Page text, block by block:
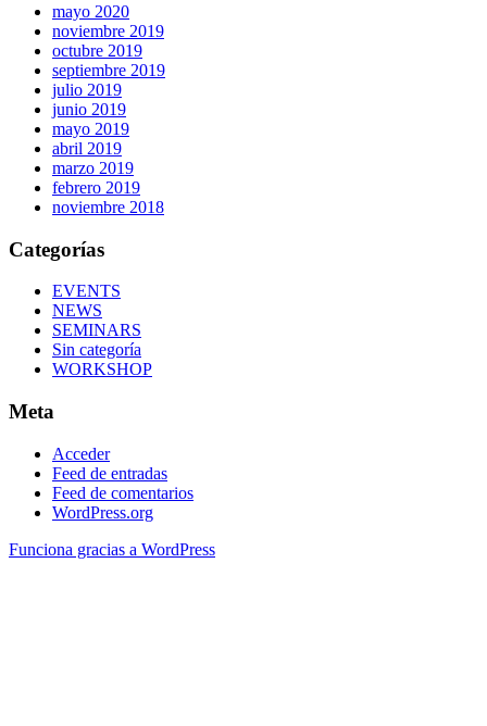
mayo 2020
noviembre 2019
octubre 2019
septiembre 2019
julio 2019
junio 2019
mayo 2019
abril 2019
marzo 2019
febrero 2019
noviembre 2018
Categorías
EVENTS
NEWS
SEMINARS
Sin categoría
WORKSHOP
Meta
Acceder
Feed de entradas
Feed de comentarios
WordPress.org
Funciona gracias a WordPress